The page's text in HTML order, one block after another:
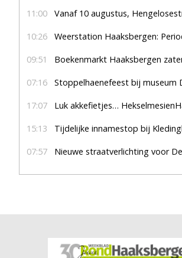
11:00 Vanaf 10 augustus, Hengelosestraat drie weken dicht
10:26 Weerstation Haaksbergen: Perioden
09:51 Boekenmarkt Haaksbergen zaterdag 8 augustus,
07:16 Stoppelhaenefeest bij museum De
17:07 Luk akkefietjes…
15:13 Tijdelijke innamestop bij
07:57 Nieuwe straatverlichting voor De